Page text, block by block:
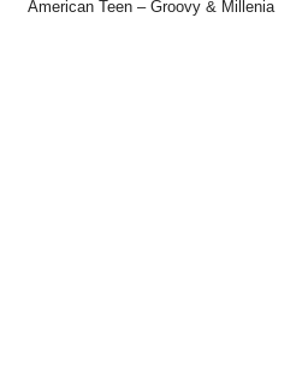
American Teen – Groovy & Millenia